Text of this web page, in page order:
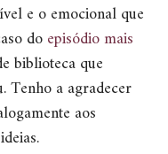
e o emocional que
doepisódio mais
biblioteca que
Tenho a agradecer
aos